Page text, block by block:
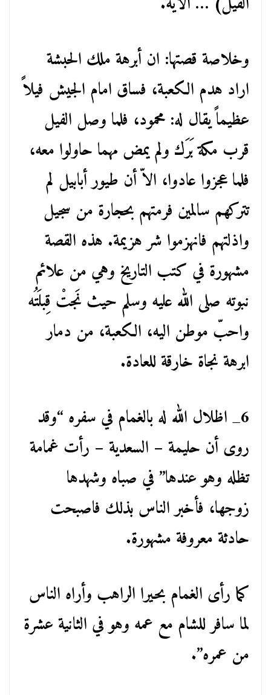
وخلاصة قصتها: ان أبرهة ملك الحبشة
اراد هدم الكعبة، فساق امام الجيش فيلاً
عظيماً يقال له: محمود، فلما وصل الفيل
قرب مكة بَرَك ولم يمض مهما حاولوا معه،
فلما عجزوا عادوا، الاّ أن طيور أبابيل لم
تتركهم سالمين فرمتهم بحجارة من سجيل
واذلتهم فانهزموا شر هزيمة. هذه القصة
مشهورة في كتب التاريخ وهي من علائم
نبوته صلى الله عليه وسلم حيث نَجتْ قِبلَتُه
واحبّ موطن اليه، الكعبة، من دمار
ابرهة نجاة خارقة للعادة.
6_ اظلال الله له بالغمام في سفره “وقد
روى أن حليمة – السعدية – رأت غمامة
تظله وهو عندها” في صباه وشهدها
زوجها، فأخبر الناس بذلك فاصبحت
حادثة معروفة مشهورة.
كما رأى الغمام بحيرا الراهب وأراه الناس
لما سافر للشام مع عمه وهو في الثانية عشرة
من عمره”.